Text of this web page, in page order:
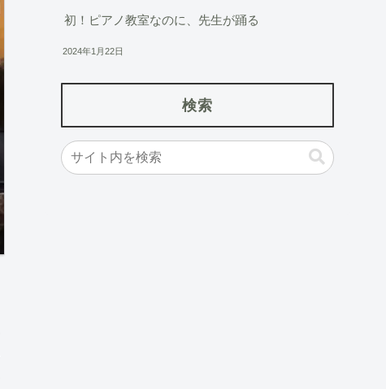
初！ピアノ教室なのに、先生が踊る
2024年1月22日
検索